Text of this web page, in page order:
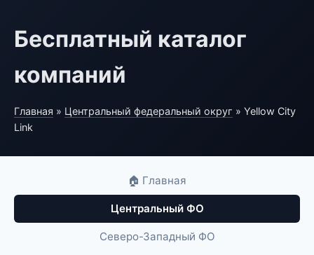
Бесплатный каталог
компаний
Главная » Центральный федеральный округ » Yellow City
Link
🏠 Главная
Центральный ФО
Северо-Западный ФО